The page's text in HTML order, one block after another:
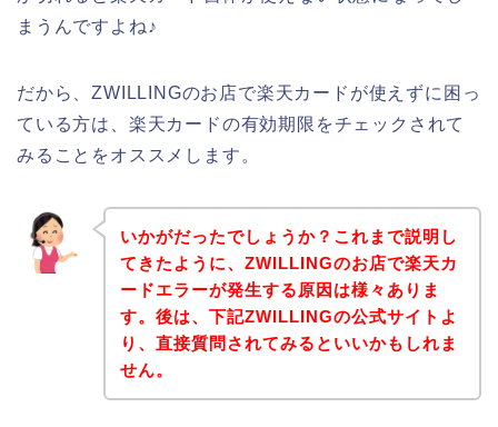
まうんですよね♪
だから、ZWILLINGのお店で楽天カードが使えずに困っ
ている方は、楽天カードの有効期限をチェックされて
みることをオススメします。
いかがだったでしょうか？これまで説明し
てきたように、ZWILLINGのお店で楽天カ
ードエラーが発生する原因は様々ありま
す。後は、下記ZWILLINGの公式サイトよ
り、直接質問されてみるといいかもしれま
せん。